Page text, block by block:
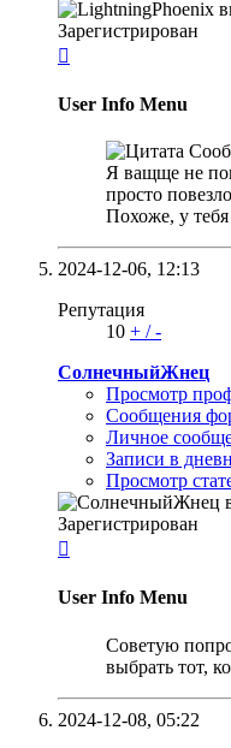
Зарегистрирован

User Info Menu
Я ващще не
просто
Похоже, у
2024-12-06, 12:13
Репутация
10 + /-
СолнечныйЖнец
Просмотр
Сообщения
Личное
Записи в
Просмотр
Зарегистрирован

User Info Menu
Советую
выбрать тот,
2024-12-08, 05:22